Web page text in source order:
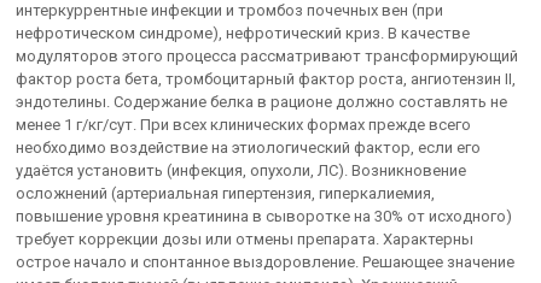
интеркуррентные инфекции и тромбоз почечных вен (при
нефротическом синдроме), нефротический криз. В качестве
модуляторов этого процесса рассматривают трансформирующий
фактор роста бета, тромбоцитарный фактор роста, ангиотензин II,
эндотелины. Содержание белка в рационе должно составлять не
менее 1 г/кг/сут. При всех клинических формах прежде всего
необходимо воздействие на этиологический фактор, если его
удаётся установить (инфекция, опухоли, ЛС). Возникновение
осложнений (артериальная гипертензия, гиперкалиемия,
повышение уровня креатинина в сыворотке на 30% от исходного)
требует коррекции дозы или отмены препарата. Характерны
острое начало и спонтанное выздоровление. Решающее значение